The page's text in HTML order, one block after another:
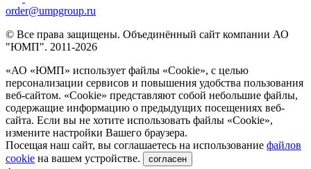
order@umpgroup.ru
© Все права защищены. Объединённый сайт компании АО
"ЮМП". 2011-2026
«АО «ЮМП» использует файлы «Сookie», с целью
персонализации сервисов и повышения удобства пользования
веб-сайтом. «Cookie» представляют собой небольшие файлы,
содержащие информацию о предыдущих посещениях веб-
сайта. Если вы не хотите использовать файлы «Сookie»,
измените настройки Вашего браузера.
Посещая наш сайт, вы соглашаетесь на использование файлов
cookie на вашем устройстве. согласен